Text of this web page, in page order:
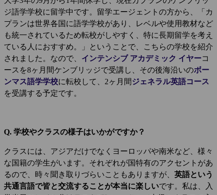
ジ語学学校に留学中です。留学エージェントの方から、「カ
プランは世界各国に語学学校があり、レベルや使用教材など
も統一されているため転校がしやすく、特に長期留学を考え
ている人におすすめ。」ということで、こちらの学校を紹介
されました。なので、 インテンシブ アカデミック イヤーコ
ースを8ヶ月間ケンブリッジで受講し、その後海沿いのボー
ンマス語学学校に転校して、2ヶ月間 ジェネラル英語コース
を受講する予定です。
Q. 学校やクラスの様子はいかがですか？
クラスには、アジアだけでなくヨーロッパや南米など、様々
な国籍の学生がいます。それぞれが国特有のアクセントがあ
るので、時々聞き取りづらいこともありますが、 英語という
共通言語で皆と交流することが本当に楽しいです。私は、入